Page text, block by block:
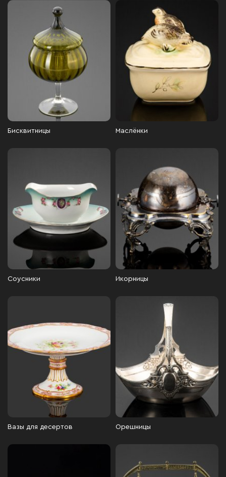
Бисквитницы Маслёнки
Соусники Икорницы
Вазы для десертов Орешницы